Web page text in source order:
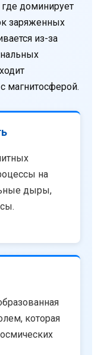
где доминирует
заряженных
из-за
магнитосферой.
на
дыры,
которая